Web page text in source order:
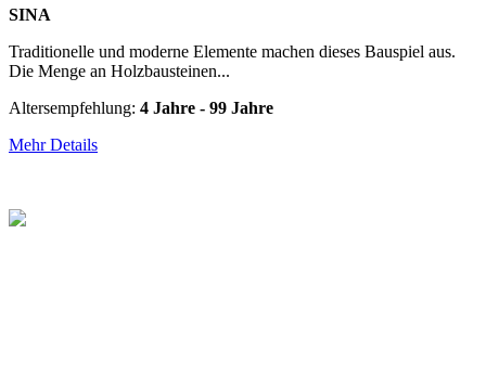
SINA
Traditionelle und moderne Elemente machen dieses Bauspiel aus.
Die Menge an Holzbausteinen...
Altersempfehlung: 4 Jahre - 99 Jahre
Mehr Details